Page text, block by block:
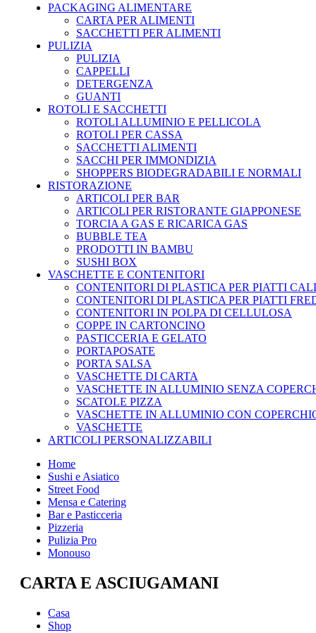
PACKAGING ALIMENTARE
CARTA PER ALIMENTI
SACCHETTI PER ALIMENTI
PULIZIA
PULIZIA
CAPPELLI
DETERGENZA
GUANTI
ROTOLI E SACCHETTI
ROTOLI ALLUMINIO E PELLICOLA
ROTOLI PER CASSA
SACCHETTI ALIMENTI
SACCHI PER IMMONDIZIA
SHOPPERS BIODEGRADABILI E NORMALI
RISTORAZIONE
ARTICOLI PER BAR
ARTICOLI PER RISTORANTE GIAPPONESE
TORCIA A GAS E RICARICA GAS
BUBBLE TEA
PRODOTTI IN BAMBU
SUSHI BOX
VASCHETTE E CONTENITORI
CONTENITORI DI PLASTICA PER PIATTI
CONTENITORI DI PLASTICA PER PIATTI
CONTENITORI IN POLPA DI CELLULOSA
COPPE IN CARTONCINO
PASTICCERIA E GELATO
PORTAPOSATE
PORTA SALSA
VASCHETTE DI CARTA
VASCHETTE IN ALLUMINIO SENZA
SCATOLE PIZZA
VASCHETTE IN ALLUMINIO CON
VASCHETTE
ARTICOLI PERSONALIZZABILI
Home
Sushi e Asiatico
Street Food
Mensa e Catering
Bar e Pasticceria
Pizzeria
Pulizia Pro
Monouso
CARTA E ASCIUGAMANI
Casa
Shop